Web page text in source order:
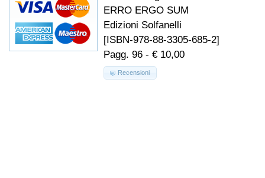
ERRO ERGO SUM
Edizioni Solfanelli
[ISBN-978-88-3305-685-2]
Pagg. 96 - € 10,00
Recensioni